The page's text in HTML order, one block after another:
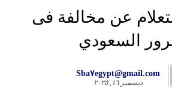
عن مخالفة فى
السعودي
Sba٧egypt@gmail.com
ديسمبر ١٦, ٢٠٢٥